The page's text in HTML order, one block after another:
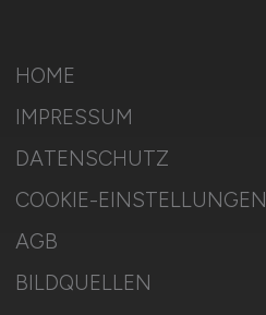
HOME
IMPRESSUM
DATENSCHUTZ
COOKIE-EINSTELLUNGEN
AGB
BILDQUELLEN